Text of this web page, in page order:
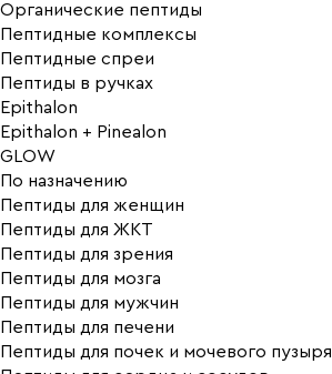
Органические пептиды
Пептидные комплексы
Пептидные спреи
Пептиды в ручках
Epithalon
Epithalon + Pinealon
GLOW
По назначению
Пептиды для женщин
Пептиды для ЖКТ
Пептиды для зрения
Пептиды для мозга
Пептиды для мужчин
Пептиды для печени
Пептиды для почек и мочевого пузыря